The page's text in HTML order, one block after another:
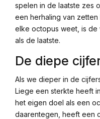
spelen in de laatste zes
een herhaling van
elke octopus weet, is
als de laatste.
De diepe
Als we dieper in de
Liege een sterkte heeft
het eigen doel als een
daarentegen, heeft een